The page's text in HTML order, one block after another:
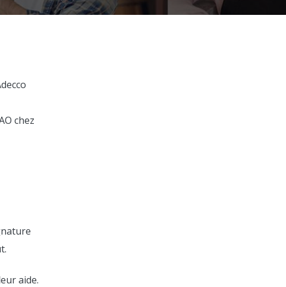
chez
aide.
PLUS